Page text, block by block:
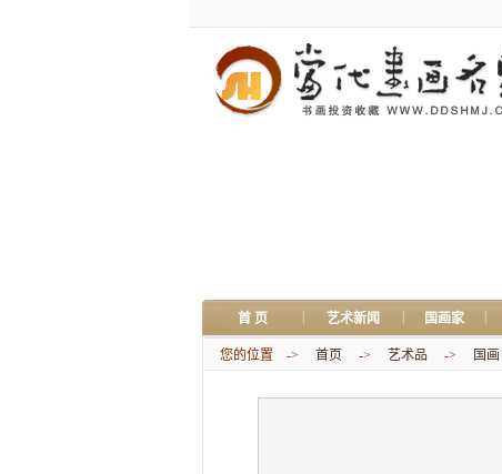
首 页 艺术新闻 国画家
您的位置 -> 首页 -> 艺术品 -> 国画